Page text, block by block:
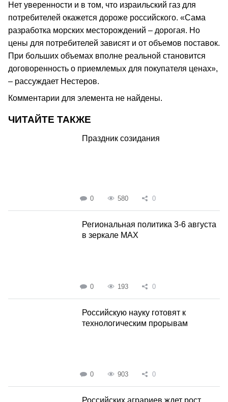
Нет уверенности и в том, что израильский газ для
потребителей окажется дороже российского. «Сама
разработка морских месторождений – дорогая. Но
цены для потребителей зависят и от объемов поставок.
При больших объемах вполне реальной становится
договоренность о приемлемых для покупателя ценах»,
– рассуждает Нестеров.
Комментарии для элемента не найдены.
ЧИТАЙТЕ ТАКЖЕ
Праздник созидания
0 580 0
Региональная политика 3-6 августа
в зеркале MAX
0 193 0
Российскую науку готовят к
технологическим прорывам
0 903 0